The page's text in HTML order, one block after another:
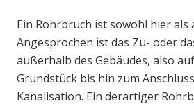
Ein Rohrbruch ist sowohl hier als
Angesprochen ist das Zu- oder
außerhalb des Gebäudes, also
Grundstück bis hin zum
Kanalisation. Ein derartiger